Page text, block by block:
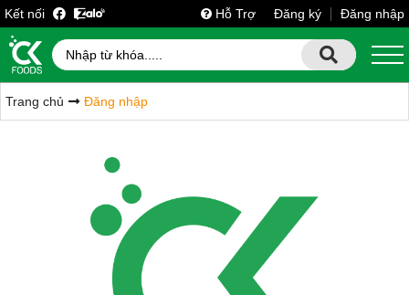
Kết nối Hỗ Trợ Đăng ký Đăng nhập
Trang chủ Đăng nhập